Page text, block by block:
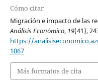
Cómo citar
Migración e impacto de las
Análisis Económico, 19(41),
https://
1067
Más formatos de cita